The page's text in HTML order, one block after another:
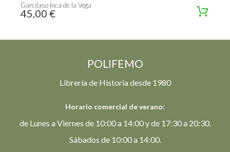
Garcilaso Inca de la Vega
45,00 €
POLIFEMO
Librería de Historia desde 1980
Horario comercial de verano:
de Lunes a Viernes de 10:00 a 14:00 y de 17:30 a 20:30.
Sábados de 10:00 a 14:00.